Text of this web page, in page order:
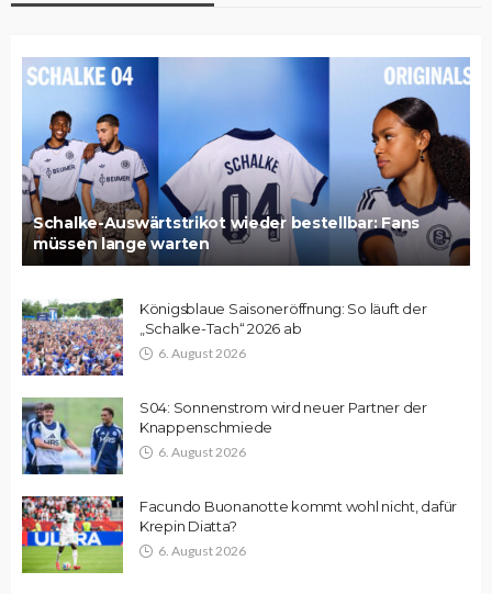
Schalke-Auswärtstrikot wieder bestellbar: Fans
müssen lange warten
Königsblaue Saisoneröffnung: So läuft der
„Schalke-Tach“ 2026 ab
6. August 2026
S04: Sonnenstrom wird neuer Partner der
Knappenschmiede
6. August 2026
Facundo Buonanotte kommt wohl nicht, dafür
Krepin Diatta?
6. August 2026